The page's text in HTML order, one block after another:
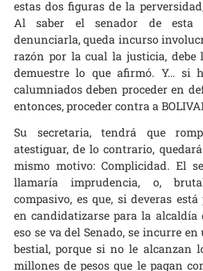
estas dos figuras de la
Al saber el senador de esta
denunciarla, queda incurso
razón por la cual la justicia, debe
demuestre lo que afirmó. Y… si
calumniados deben proceder en
entonces, proceder contra a
Su secretaria, tendrá que
atestiguar, de lo contrario,
mismo motivo: Complicidad. El
llamaría imprudencia, o,
compasivo, es que, si deveras
en candidatizarse para la alcaldía
eso se va del Senado, se incurre
bestial, porque si no le alcanzan
millones de pesos que le pagan